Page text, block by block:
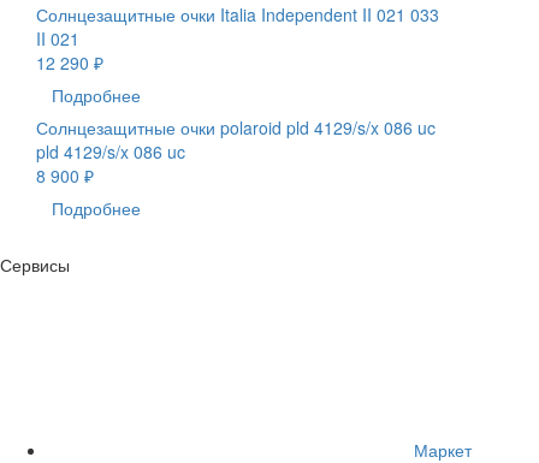
Солнцезащитные очки Italia Independent II 021 033
II 021
12 290 ₽
Подробнее
Солнцезащитные очки polaroid pld 4129/s/x 086 uc
pld 4129/s/x 086 uc
8 900 ₽
Подробнее
Сервисы
Маркет